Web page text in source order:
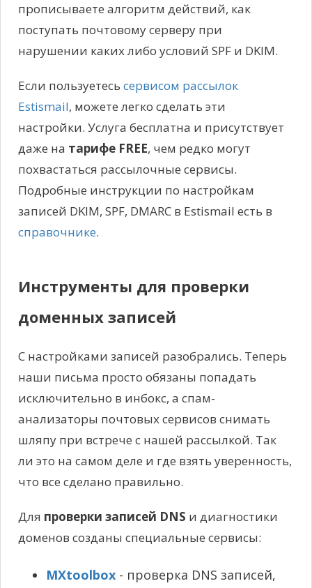
прописываете алгоритм действий, как
поступать почтовому серверу при
нарушении каких либо условий SPF и DKIM.
Если пользуетесь сервисом рассылок
Estismail, можете легко сделать эти
настройки. Услуга бесплатна и присутствует
даже на тарифе FREE, чем редко могут
похвастаться рассылочные сервисы.
Подробные инструкции по настройкам
записей DKIM, SPF, DMARC в Estismail есть в
справочнике.
Инструменты для проверки
доменных записей
С настройками записей разобрались. Теперь
наши письма просто обязаны попадать
исключительно в инбокс, а спам-
анализаторы почтовых сервисов снимать
шляпу при встрече с нашей рассылкой. Так
ли это на самом деле и где взять уверенность,
что все сделано правильно.
Для проверки записей DNS и диагностики
доменов созданы специальные сервисы:
MXtoolbox - проверка DNS записей,